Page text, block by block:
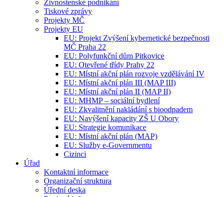
Živnostenské podnikání
Tiskové zprávy
Projekty MČ
Projekty EU
EU: Projekt Zvýšení kybernetické bezpečnosti
MČ Praha 22
EU: Polyfunkční dům Pitkovice
EU: Otevřené třídy Prahy 22
EU: Místní akční plán rozvoje vzdělávání IV
EU: Místní akční plán III (MAP III)
EU: Místní akční plán II (MAP II)
EU: MHMP – sociální bydlení
EU: Zkvalitnění nakládání s bioodpadem
EU: Navýšení kapacity ZŠ U Obory
EU: Strategie komunikace
EU: Místní akční plán (MAP)
EU: Služby e-Governmentu
Cizinci
Úřad
Kontaktní informace
Organizační struktura
Úřední deska